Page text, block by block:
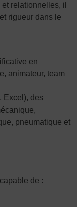
relationnelles, il
rigueur dans le
en
animateur, team
Excel), des
pneumatique et
de :